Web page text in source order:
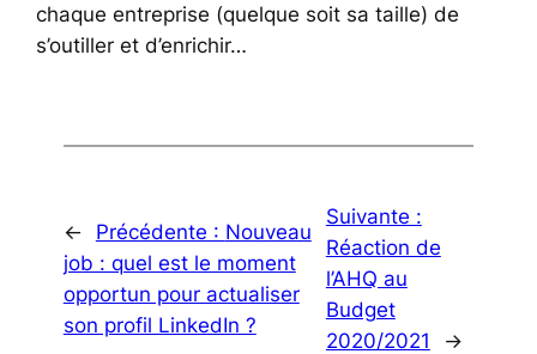
chaque entreprise (quelque soit sa taille) de
s’outiller et d’enrichir…
← Précédente : Nouveau
job : quel est le moment
opportun pour actualiser
son profil LinkedIn ?
Suivante :
Réaction de
l’AHQ au
Budget
2020/2021
→